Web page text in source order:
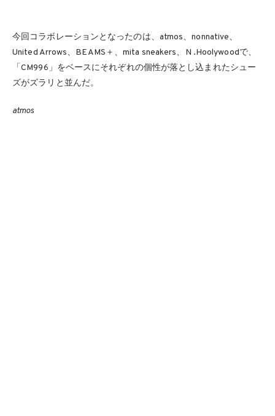
今回コラボレーションとなったのは、atmos、nonnative、
United Arrows、BEAMS＋、mita sneakers、N .Hoolywoodで、
「CM996」をベースにそれぞれの個性が落とし込まれたシュー
ズがズラリと並んだ。
atmos